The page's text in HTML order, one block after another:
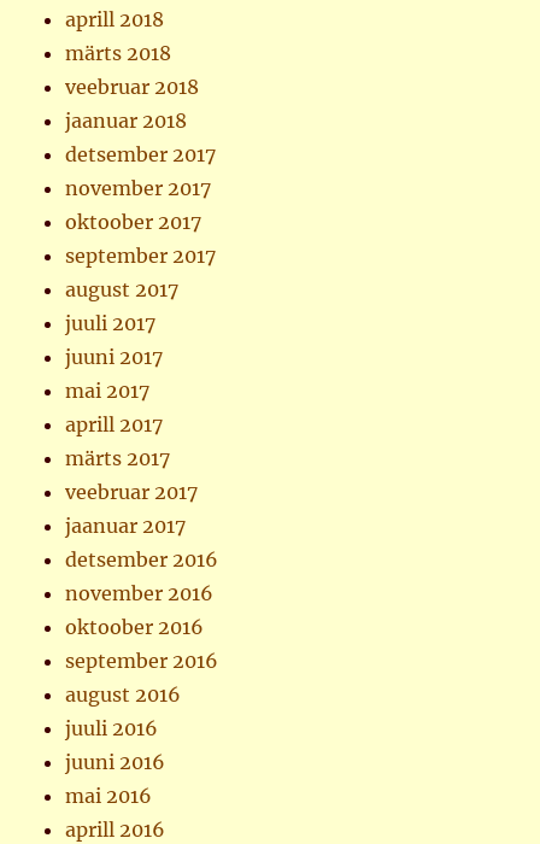
aprill 2018
märts 2018
veebruar 2018
jaanuar 2018
detsember 2017
november 2017
oktoober 2017
september 2017
august 2017
juuli 2017
juuni 2017
mai 2017
aprill 2017
märts 2017
veebruar 2017
jaanuar 2017
detsember 2016
november 2016
oktoober 2016
september 2016
august 2016
juuli 2016
juuni 2016
mai 2016
aprill 2016